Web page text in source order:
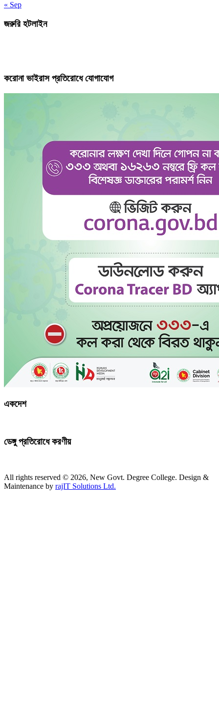
« Sep
জরুরি হটলাইন
করোনা ভাইরাস প্রতিরোধে যোগাযোগ
একদেশ
ডেঙ্গু প্রতিরোধে করণীয়
All rights reserved © 2026, New Govt. Degree College. Design &
Maintenance by rajIT Solutions Ltd.